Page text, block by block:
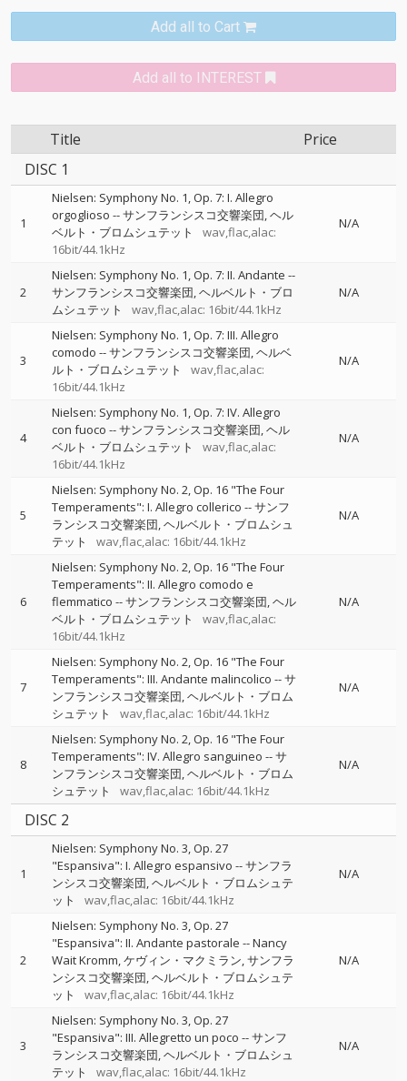
Add all to Cart
Add all to INTEREST
Title
Price
DISC 1
1
Nielsen: Symphony No. 1, Op. 7: I. Allegro
orgoglioso --サンフランシスコ交響楽団 ヘル
ベルト・ブロムシュテット
wav,flac,alac:
16bit/44.1kHz
N/A
2
Nielsen: Symphony No. 1, Op. 7: II. Andante --
サンフランシスコ交響楽団 ヘルベルト・ブロ
ムシュテット
wav,flac,alac: 16bit/44.1kHz
N/A
3
Nielsen: Symphony No. 1, Op. 7: III. Allegro
comodo --サンフランシスコ交響楽団 ヘルベ
ルト・ブロムシュテット
wav,flac,alac:
16bit/44.1kHz
N/A
4
Nielsen: Symphony No. 1, Op. 7: IV. Allegro
con fuoco --サンフランシスコ交響楽団 ヘル
ベルト・ブロムシュテット
wav,flac,alac:
16bit/44.1kHz
N/A
5
Nielsen: Symphony No. 2, Op. 16 "The Four
Temperaments": I. Allegro collerico --サンフ
ランシスコ交響楽団 ヘルベルト・ブロムシュ
テット
wav,flac,alac: 16bit/44.1kHz
N/A
6
Nielsen: Symphony No. 2, Op. 16 "The Four
Temperaments": II. Allegro comodo e
flemmatico --サンフランシスコ交響楽団 ヘル
ベルト・ブロムシュテット
wav,flac,alac:
16bit/44.1kHz
N/A
7
Nielsen: Symphony No. 2, Op. 16 "The Four
Temperaments": III. Andante malincolico --サ
ンフランシスコ交響楽団 ヘルベルト・ブロム
シュテット
wav,flac,alac: 16bit/44.1kHz
N/A
8
Nielsen: Symphony No. 2, Op. 16 "The Four
Temperaments": IV. Allegro sanguineo --サ
ンフランシスコ交響楽団 ヘルベルト・ブロム
シュテット
wav,flac,alac: 16bit/44.1kHz
N/A
DISC 2
1
Nielsen: Symphony No. 3, Op. 27
"Espansiva": I. Allegro espansivo --サンフラ
ンシスコ交響楽団 ヘルベルト・ブロムシュテ
ット
wav,flac,alac: 16bit/44.1kHz
N/A
2
Nielsen: Symphony No. 3, Op. 27
"Espansiva": II. Andante pastorale --Nancy
Wait Kromm ケヴィン・マクミラン サンフラ
ンシスコ交響楽団 ヘルベルト・ブロムシュテ
ット
wav,flac,alac: 16bit/44.1kHz
N/A
3
Nielsen: Symphony No. 3, Op. 27
"Espansiva": III. Allegretto un poco --サンフ
ランシスコ交響楽団 ヘルベルト・ブロムシュ
テット
wav,flac,alac: 16bit/44.1kHz
N/A